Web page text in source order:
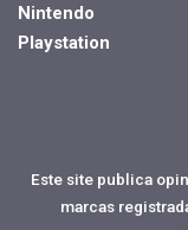
Nintendo
Playstation
Este site publica
marcas